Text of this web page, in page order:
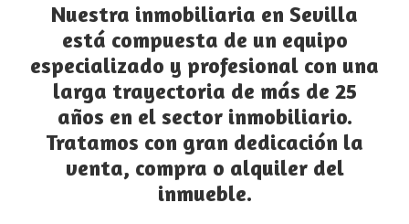
Nuestra inmobiliaria en Sevilla
está compuesta de un equipo
especializado y profesional con una
larga trayectoria de más de 25
años en el sector inmobiliario.
Tratamos con gran dedicación la
venta, compra o alquiler del
inmueble.